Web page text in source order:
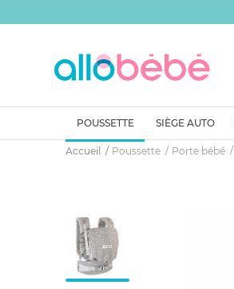
POUSSETTE SIÈGE AUTO
Accueil Poussette Porte bébé